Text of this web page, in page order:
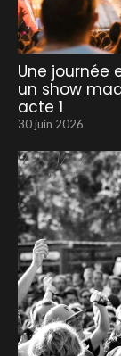
Une journée
un show
acte 1
30 juin 2026